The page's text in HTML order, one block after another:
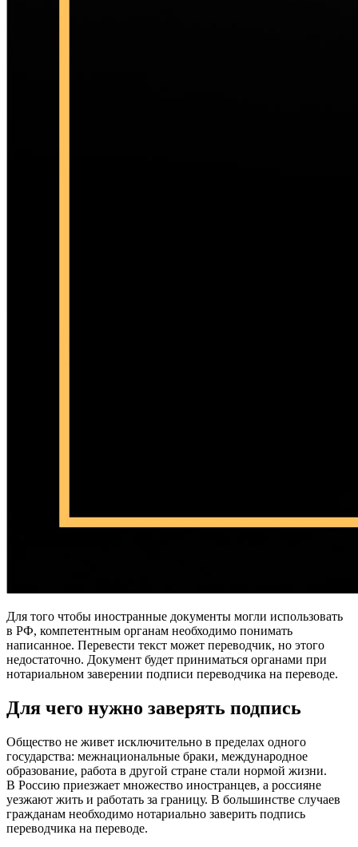
Для того чтобы иностранные документы могли использовать
в РФ, компетентным органам необходимо понимать
написанное. Перевести текст может переводчик, но этого
недостаточно. Документ будет приниматься органами при
нотариальном заверении подписи переводчика на переводе.
Для чего нужно заверять подпись
Общество не живет исключительно в пределах одного
государства: межнациональные браки, международное
образование, работа в другой стране стали нормой жизни.
В Россию приезжает множество иностранцев, а россияне
уезжают жить и работать за границу. В большинстве случаев
гражданам необходимо нотариально заверить подпись
переводчика на переводе.